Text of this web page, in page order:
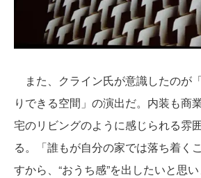
また、クライン氏が意識したのが
りできる空間」の演出だ。内装も商
宅のリビングのように感じられる雰
る。「誰もが自分の家では落ち着く
すから、“おうち感”を出したいと思